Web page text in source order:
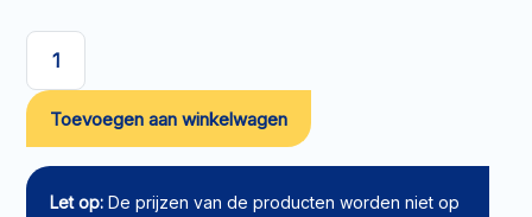
Foamverband
FoamLite
10x10cm
aantal
Toevoegen aan winkelwagen
Let op: De prijzen van de producten worden niet op